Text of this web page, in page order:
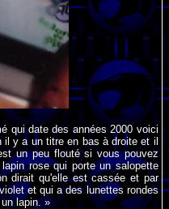
qui date des années 2000 voici
y a un titre en bas à droite et il
un peu flouté si vous pouvez
rose qui porte un salopette
dirait qu'elle est cassée et par
et qui a des lunettes rondes
lapin. »